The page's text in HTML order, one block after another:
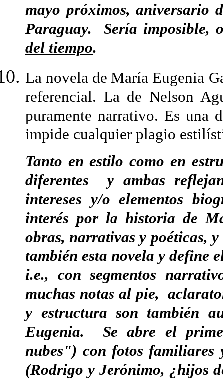
mayo próximos, aniversario
Paraguay. Sería
del tiempo.
La novela de María Eugenia
referencial. La de Nelson
puramente narrativo. Es una
impide cualquier plagio
Tanto en estilo como en
diferentes y ambas
intereses y/o elementos
interés por la historia de
obras, narrativas y poéticas,
también esta novela y define
i.e., con segmentos
muchas notas al pie,
y estructura son también
Eugenia. Se abre el
nubes") con fotos familiares
(Rodrigo y Jerónimo, ¿hijos